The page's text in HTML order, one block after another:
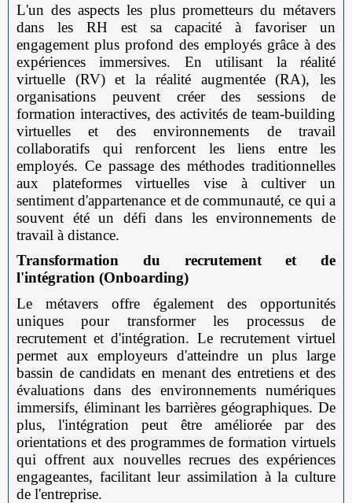
L'un des aspects les plus prometteurs du métavers
dans les RH est sa capacité à favoriser un
engagement plus profond des employés grâce à des
expériences immersives. En utilisant la réalité
virtuelle (RV) et la réalité augmentée (RA), les
organisations peuvent créer des sessions de
formation interactives, des activités de team-building
virtuelles et des environnements de travail
collaboratifs qui renforcent les liens entre les
employés. Ce passage des méthodes traditionnelles
aux plateformes virtuelles vise à cultiver un
sentiment d'appartenance et de communauté, ce qui a
souvent été un défi dans les environnements de
travail à distance.
Transformation du recrutement et de
l'intégration (Onboarding)
Le métavers offre également des opportunités
uniques pour transformer les processus de
recrutement et d'intégration. Le recrutement virtuel
permet aux employeurs d'atteindre un plus large
bassin de candidats en menant des entretiens et des
évaluations dans des environnements numériques
immersifs, éliminant les barrières géographiques. De
plus, l'intégration peut être améliorée par des
orientations et des programmes de formation virtuels
qui offrent aux nouvelles recrues des expériences
engageantes, facilitant leur assimilation à la culture
de l'entreprise.